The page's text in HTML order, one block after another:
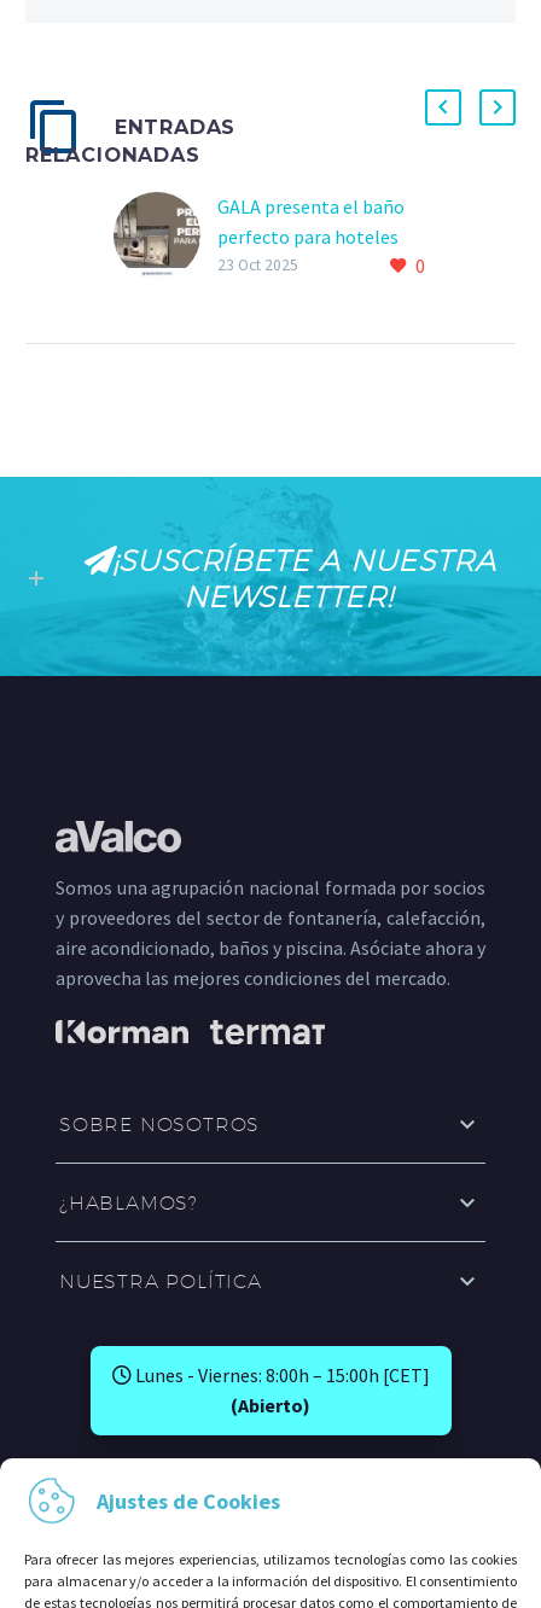
Ajustes de Cookies
Para ofrecer las mejores experiencias, utilizamos tecnologías como las cookies
para almacenar y/o acceder a la información del dispositivo. El consentimiento
de estas tecnologías nos permitirá procesar datos como el comportamiento de
ENTRADAS
RELACIONADAS
GALA presenta el baño
perfecto para hoteles
0
23 Oct 2025
¡SUSCRÍBETE A NUESTRA
NEWSLETTER!
Somos una agrupación nacional formada por socios
y proveedores del sector de fontanería, calefacción,
aire acondicionado, baños y piscina. Asóciate ahora y
aprovecha las mejores condiciones del mercado.
SOBRE NOSOTROS
¿HABLAMOS?
NUESTRA POLÍTICA
Lunes - Viernes: 8:00h – 15:00h [CET]
(Abierto)